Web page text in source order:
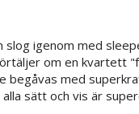
slog igenom med
om en kvartett
begåvas med
sätt och vis är